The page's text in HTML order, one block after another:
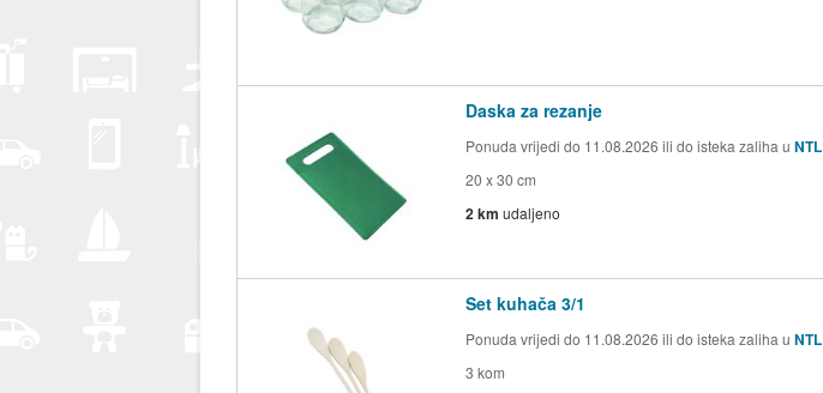
Daska za rezanje
Ponuda vrijedi do 11.08.2026 ili do isteka zaliha u NTL
20 x 30 cm
2 km udaljeno
Set kuhača 3/1
Ponuda vrijedi do 11.08.2026 ili do isteka zaliha u NTL
3 kom